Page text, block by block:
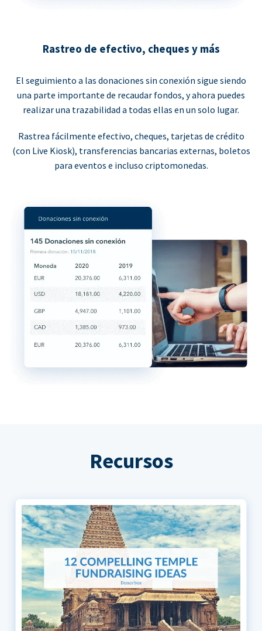
Rastreo de efectivo, cheques y más
El seguimiento a las donaciones sin conexión sigue siendo
una parte importante de recaudar fondos, y ahora puedes
realizar una trazabilidad a todas ellas en un solo lugar.
Rastrea fácilmente efectivo, cheques, tarjetas de crédito
(con Live Kiosk), transferencias bancarias externas, boletos
para eventos e incluso criptomonedas.
Recursos